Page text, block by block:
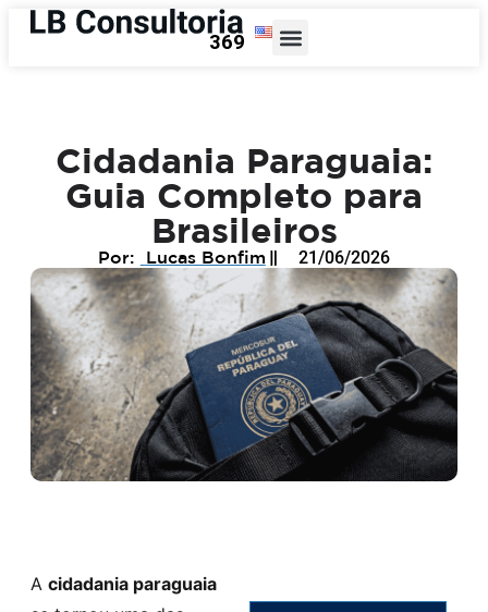
Cidadania Paraguaia:
Guia Completo para
Brasileiros
Lucas Bonfim 21/06/2026
A cidadania paraguaia